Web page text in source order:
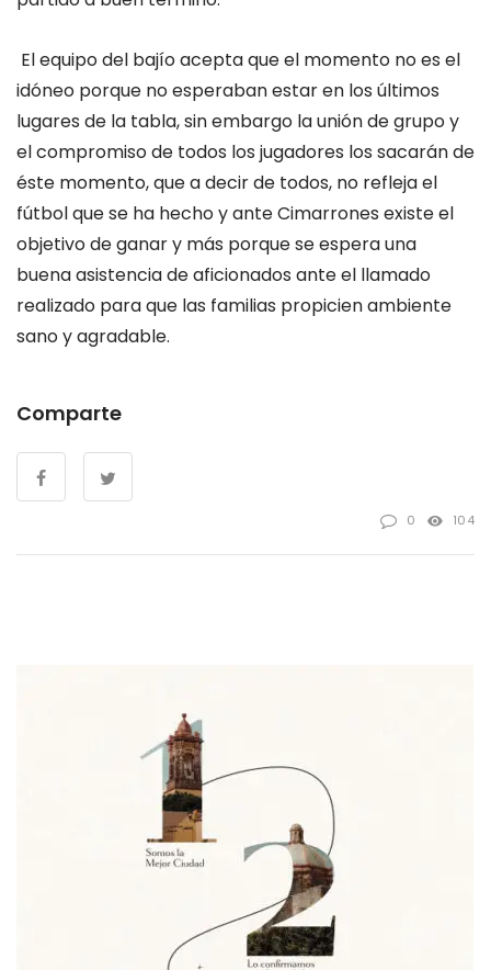
El equipo del bajío acepta que el momento no es el
idóneo porque no esperaban estar en los últimos
lugares de la tabla, sin embargo la unión de grupo y
el compromiso de todos los jugadores los sacarán de
éste momento, que a decir de todos, no refleja el
fútbol que se ha hecho y ante Cimarrones existe el
objetivo de ganar y más porque se espera una
buena asistencia de aficionados ante el llamado
realizado para que las familias propicien ambiente
sano y agradable.
Comparte
0 104